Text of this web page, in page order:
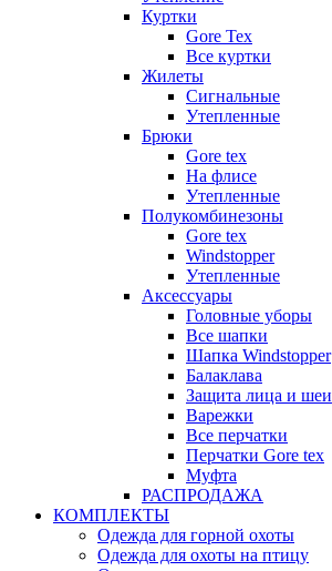
Куртки
Gore Tex
Все куртки
Жилеты
Сигнальные
Утепленные
Брюки
Gore tex
На флисе
Утепленные
Полукомбинезоны
Gore tex
Windstopper
Утепленные
Аксессуары
Головные уборы
Все шапки
Шапка Windstopper
Балаклава
Защита лица и шеи
Варежки
Все перчатки
Перчатки Gore tex
Муфта
РАСПРОДАЖА
КОМПЛЕКТЫ
Одежда для горной охоты
Одежда для охоты на птицу